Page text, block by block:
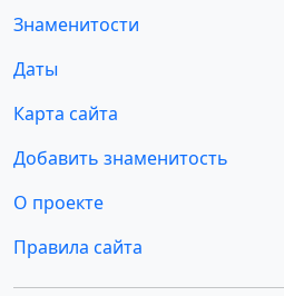
Знаменитости
Даты
Карта сайта
Добавить знаменитость
О проекте
Правила сайта